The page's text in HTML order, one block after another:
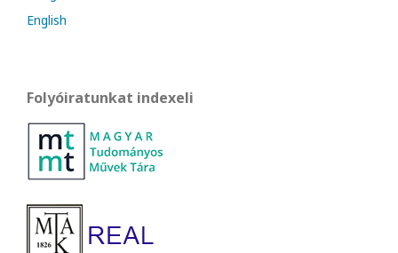
English
Folyóiratunkat indexeli